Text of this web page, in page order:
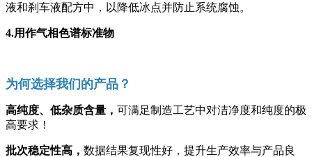
液和刹车液配方中，以降低冰点并防止系统腐蚀。
4.用作气相色谱标准物
为何选择我们的产品？
高纯度、低杂质含量， 可满足制造工艺中对洁净度和纯度的极
高要求！
批次稳定性高， 数据结果复现性好，提升生产效率与产品良